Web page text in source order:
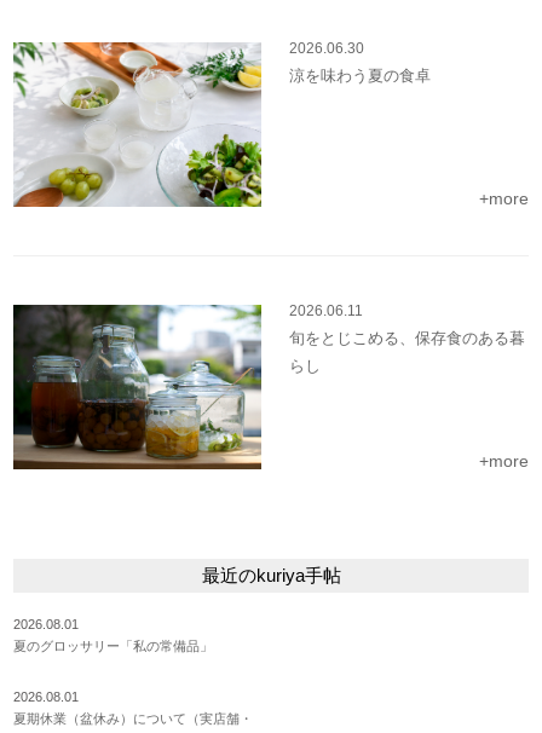
2026.06.30
涼を味わう夏の食卓
+more
2026.06.11
旬をとじこめる、保存食のある暮
らし
+more
最近のkuriya手帖
2026.08.01
夏のグロッサリー「私の常備品」
2026.08.01
夏期休業（盆休み）について（実店舗・